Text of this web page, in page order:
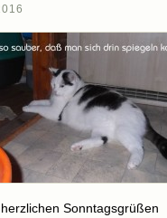
Sonntagsgrüßen